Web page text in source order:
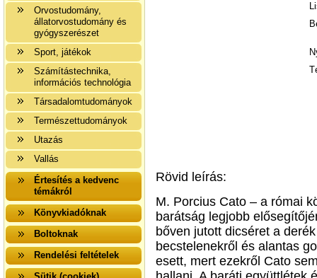
Orvostudomány,
állatorvostudomány és
gyógyszerészet
Sport, játékok
Számítástechnika,
információs technológia
Társadalomtudományok
Természettudományok
Utazás
Vallás
Értesítés a kedvenc
témákról
Könyvkiadóknak
Boltoknak
Rendelési feltételek
Rövid leírás:
M. Porcius Cato – a római
barátság legjobb
bőven jutott dicséret a
becstelenekről és alantas
esett, mert ezekről Cato